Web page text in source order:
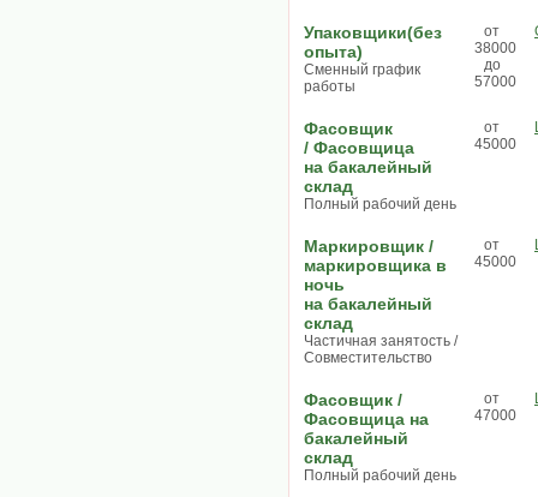
Упаковщики(без
опыта)
Сменный график
работы
от
38000
до
57000
Фасовщик
/ Фасовщица
на бакалейный
склад
Полный рабочий день
от
45000
Маркировщик /
маркировщика в
ночь
на бакалейный
склад
Частичная занятость /
Совместительство
от
45000
Фасовщик /
Фасовщица на
бакалейный
склад
Полный рабочий день
от
47000